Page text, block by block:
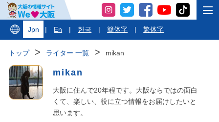
Jpn | En | 한국 | 簡体字 | 繁体字
トップ ライター 一覧 mikan
mikan
大阪に住んで20年程です。大阪ならではの面白
くて、楽しい、役に立つ情報をお届けしたいと
思います。